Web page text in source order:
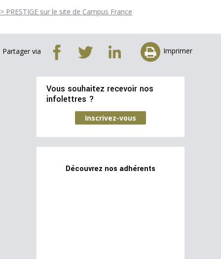
> PRESTIGE sur le site de Campus France
Partager via Imprimer
Vous souhaitez recevoir nos
infolettres ?
Inscrivez-vous
Découvrez nos adhérents